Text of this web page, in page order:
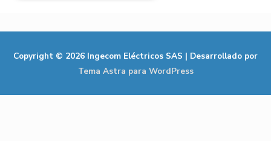
Copyright © 2026 Ingecom Eléctricos SAS | Desarrollado por
Tema Astra para WordPress